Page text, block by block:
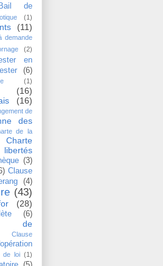
Bail de
(1)
(11)
demande
(2)
en
(6)
(1)
(16)
(16)
de
des
de la
Charte
libertés
(3)
Clause
(4)
(43)
(28)
(6)
de
Clause
de loi (1)